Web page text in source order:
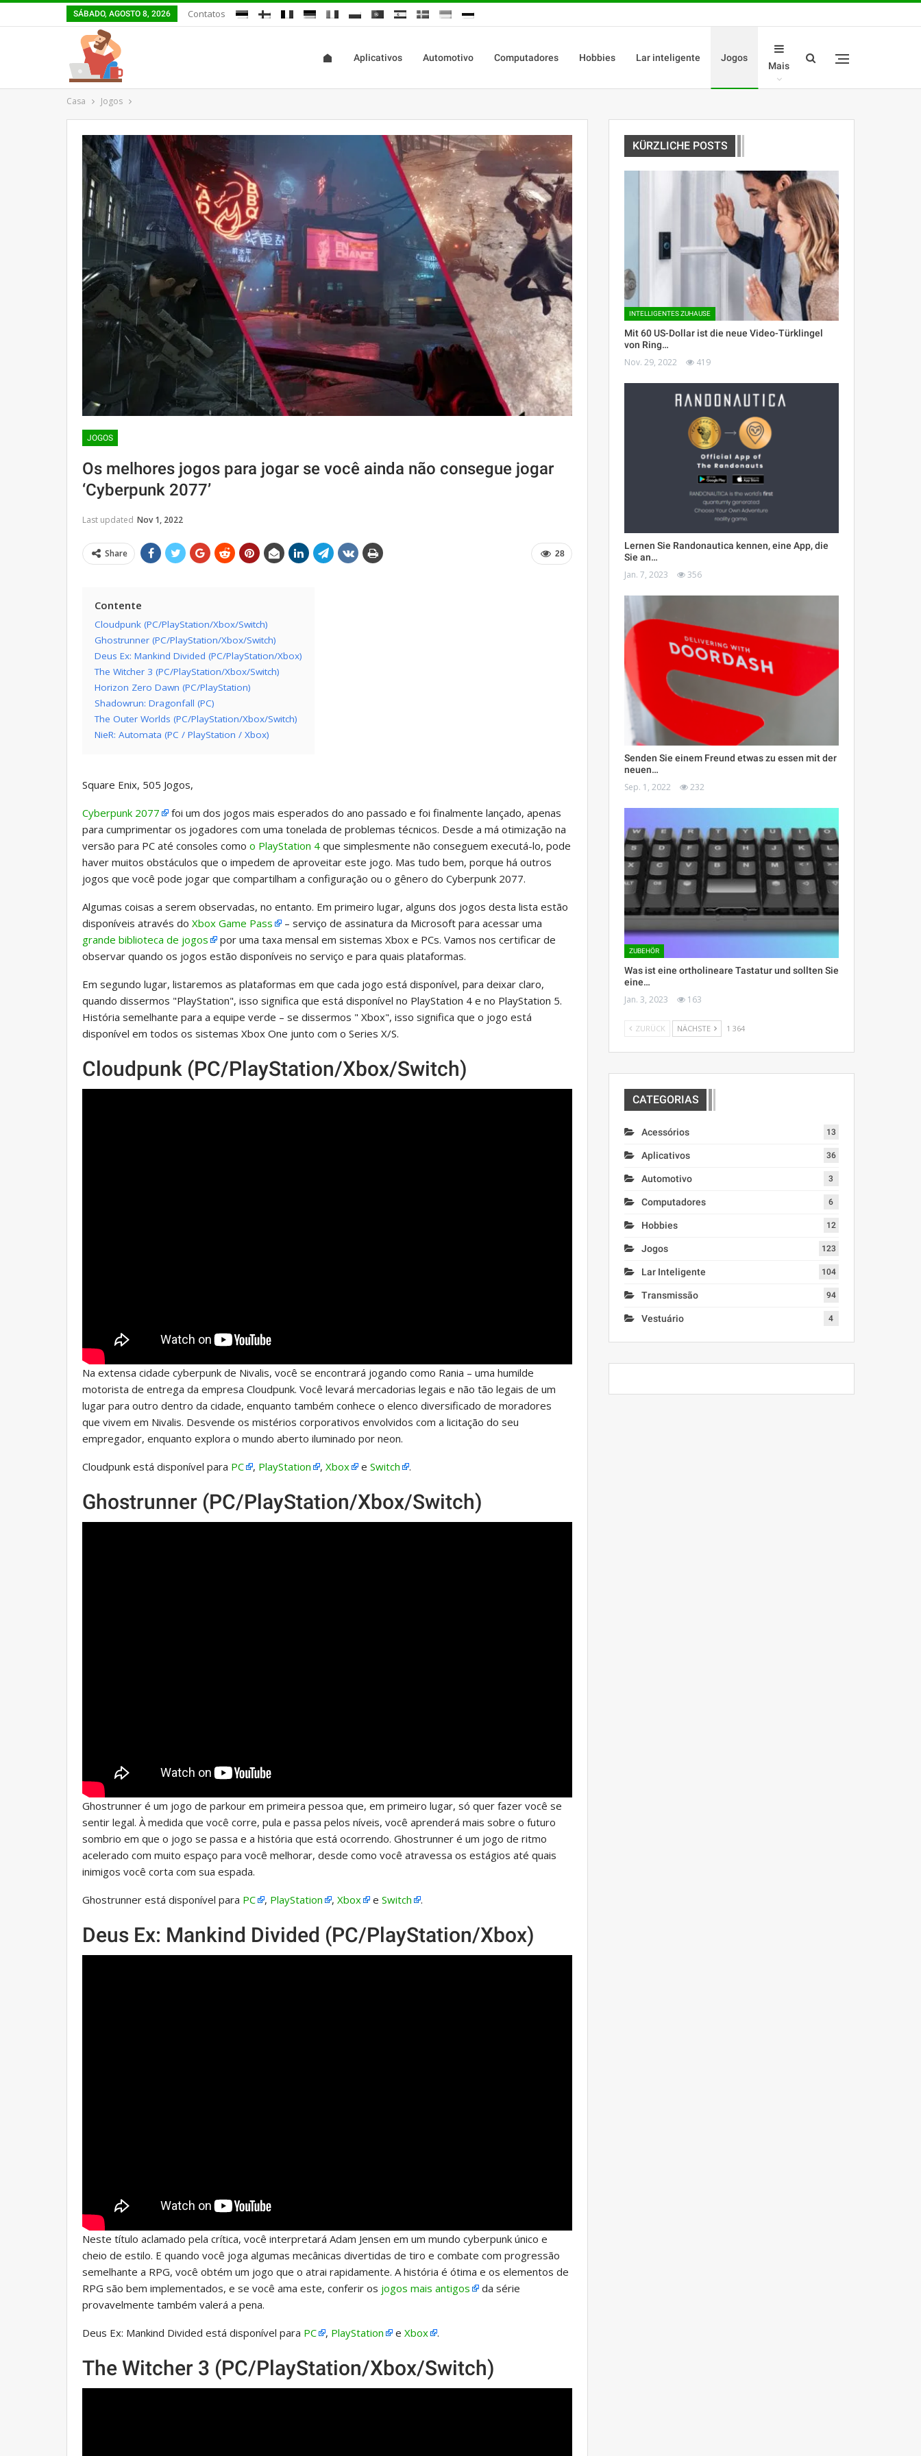
SÁBADO, AGOSTO 8, 2026 Contatos
Aplicativos Automotivo Computadores Hobbies Lar inteligente Jogos
Mais
Casa Jogos
JOGOS
Os melhores jogos para jogar se você ainda não consegue jogar
‘Cyberpunk 2077’
Last updated Nov 1, 2022
28
Share
Contente
Cloudpunk (PC/PlayStation/Xbox/Switch)
Ghostrunner (PC/PlayStation/Xbox/Switch)
Deus Ex: Mankind Divided (PC/PlayStation/Xbox)
The Witcher 3 (PC/PlayStation/Xbox/Switch)
Horizon Zero Dawn (PC/PlayStation)
Shadowrun: Dragonfall (PC)
The Outer Worlds (PC/PlayStation/Xbox/Switch)
NieR: Automata (PC / PlayStation / Xbox)
Square Enix, 505 Jogos,
Cyberpunk 2077
foi um dos jogos mais esperados do ano passado e foi finalmente lançado, apenas
para cumprimentar os jogadores com uma tonelada de problemas técnicos. Desde a má otimização na
versão para PC até consoles como o PlayStation 4 que simplesmente não conseguem executá-lo, pode
haver muitos obstáculos que o impedem de aproveitar este jogo. Mas tudo bem, porque há outros
jogos que você pode jogar que compartilham a configuração ou o gênero do Cyberpunk 2077.
Algumas coisas a serem observadas, no entanto. Em primeiro lugar, alguns dos jogos desta lista estão
disponíveis através do Xbox Game Pass
– serviço de assinatura da Microsoft para acessar uma
grande biblioteca de jogos
por uma taxa mensal em sistemas Xbox e PCs. Vamos nos certificar de
observar quando os jogos estão disponíveis no serviço e para quais plataformas.
Em segundo lugar, listaremos as plataformas em que cada jogo está disponível, para deixar claro,
quando dissermos "PlayStation", isso significa que está disponível no PlayStation 4 e no PlayStation 5.
História semelhante para a equipe verde – se dissermos " Xbox", isso significa que o jogo está
disponível em todos os sistemas Xbox One junto com o Series X/S.
Cloudpunk (PC/PlayStation/Xbox/Switch)
Na extensa cidade cyberpunk de Nivalis, você se encontrará jogando como Rania – uma humilde
motorista de entrega da empresa Cloudpunk. Você levará mercadorias legais e não tão legais de um
lugar para outro dentro da cidade, enquanto também conhece o elenco diversificado de moradores
que vivem em Nivalis. Desvende os mistérios corporativos envolvidos com a licitação do seu
empregador, enquanto explora o mundo aberto iluminado por neon.
Cloudpunk está disponível para PC , PlayStation , Xbox e Switch .
Ghostrunner (PC/PlayStation/Xbox/Switch)
Ghostrunner é um jogo de parkour em primeira pessoa que, em primeiro lugar, só quer fazer você se
sentir legal. À medida que você corre, pula e passa pelos níveis, você aprenderá mais sobre o futuro
sombrio em que o jogo se passa e a história que está ocorrendo. Ghostrunner é um jogo de ritmo
acelerado com muito espaço para você melhorar, desde como você atravessa os estágios até quais
inimigos você corta com sua espada.
Ghostrunner está disponível para PC , PlayStation , Xbox e Switch .
Deus Ex: Mankind Divided (PC/PlayStation/Xbox)
Neste título aclamado pela crítica, você interpretará Adam Jensen em um mundo cyberpunk único e
cheio de estilo. E quando você joga algumas mecânicas divertidas de tiro e combate com progressão
semelhante a RPG, você obtém um jogo que o atrai rapidamente. A história é ótima e os elementos de
RPG são bem implementados, e se você ama este, conferir os jogos mais antigos
da série
provavelmente também valerá a pena.
Deus Ex: Mankind Divided está disponível para PC , PlayStation e Xbox .
The Witcher 3 (PC/PlayStation/Xbox/Switch)
KÜRZLICHE POSTS
INTELLIGENTES ZUHAUSE
Mit 60 US-Dollar ist die neue Video-Türklingel
von Ring…
Nov. 29, 2022 419
Lernen Sie Randonautica kennen, eine App, die
Sie an…
Jan. 7, 2023 356
Senden Sie einem Freund etwas zu essen mit der
neuen…
Sep. 1, 2022 232
ZUBEHÖR
Was ist eine ortholineare Tastatur und sollten Sie
eine…
Jan. 3, 2023 163
ZURÜCK NÄCHSTE 1 364
CATEGORIAS
Acessórios 13
Aplicativos 36
Automotivo 3
Computadores 6
Hobbies 12
Jogos 123
Lar Inteligente 104
Transmissão 94
Vestuário 4